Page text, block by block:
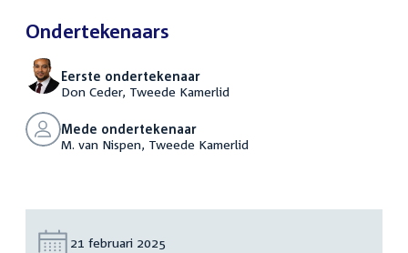
Ondertekenaars
Eerste ondertekenaar
Don Ceder, Tweede Kamerlid
Mede ondertekenaar
M. van Nispen, Tweede Kamerlid
Datum:
21 februari 2025